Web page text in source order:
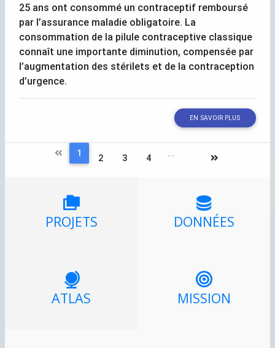
25 ans ont consommé un contraceptif remboursé
par l’assurance maladie obligatoire. La
consommation de la pilule contraceptive classique
connaît une importante diminution, compensée par
l’augmentation des stérilets et de la contraception
d’urgence.
EN SAVOIR PLUS
1 2 3 4 ...
PROJETS DONNÉES
ATLAS MISSION